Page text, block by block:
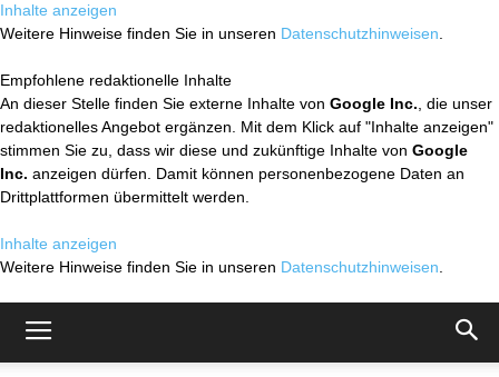
Inhalte anzeigen
Weitere Hinweise finden Sie in unseren Datenschutzhinweisen
Empfohlene redaktionelle Inhalte
An dieser Stelle finden Sie externe Inhalte von Google Inc. , die unser
redaktionelles Angebot ergänzen. Mit dem Klick auf "Inhalte anzeigen"
stimmen Sie zu, dass wir diese und zukünftige Inhalte von Google
Inc. anzeigen dürfen. Damit können personenbezogene Daten an
Drittplattformen übermittelt werden.
Inhalte anzeigen
Weitere Hinweise finden Sie in unseren Datenschutzhinweisen